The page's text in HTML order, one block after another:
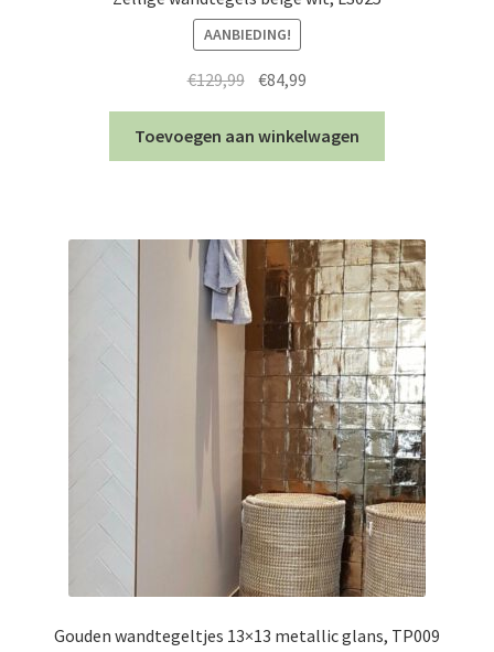
AANBIEDING!
€129,99 Oorspronkelijke
prijs
was:
€129,99.
€84,99
prijs
is:
€84,99.
Toevoegen aan winkelwagen
Gouden wandtegeltjes 13×13 metallic glans, TP009